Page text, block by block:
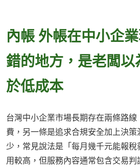
內帳 外帳在中小企
錯的地方，是老闆
於低成本
台灣中小企業市場長期存在兩條路
費，另一條是追求合規安全加上決
少，常見說法是「每月幾千元能報
用較高，但服務內容通常包含交易